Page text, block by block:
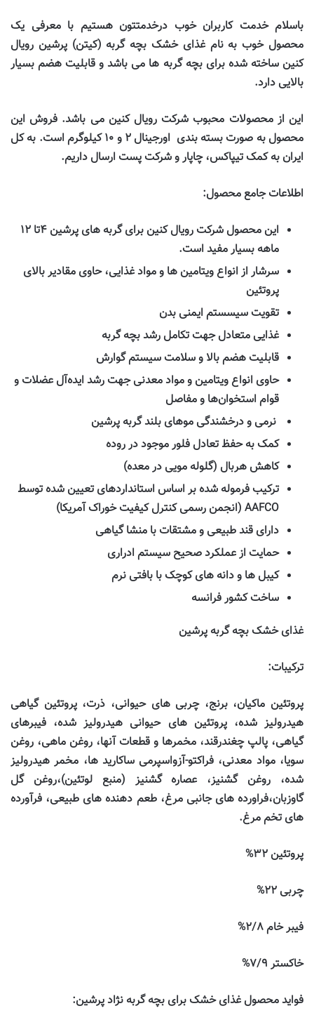
باسلام خدمت کاربران خوب درخدمتتون هستیم با معرفی یک
محصول خوب به نام غذای خشک بچه گربه (کیتن) پرشین رویال
کنین ساخته شده برای بچه گربه ها می باشد و قابلیت هضم بسیار
بالایی دارد.
این از محصولات محبوب شرکت رویال کنین می باشد. فروش این
محصول به صورت بسته بندی اورجینال۲ و ۱۰کیلوگرم است. به کل
ایران به کمک تیپاکس، چاپار و شرکت پست ارسال داریم.
اطلاعات جامع محصول:
این محصول شرکت رویال کنین برای گربه های پرشین ۴تا ۱۲
ماهه بسیار مفید است.
سرشار از انواع ویتامین ها و مواد غذایی، حاوی مقادیر بالای
پروتئین
تقویت سیسستم ایمنی بدن
غذایی متعادل جهت تکامل رشد بچه گربه
قابلیت هضم بالا و سلامت سیستم گوارش
حاوی انواع ویتامین و مواد معدنی جهت رشد ایده‌آل عضلات و
قوام استخوان‌ها و مفاصل
نرمی و درخشندگی موهای بلند گربه پرشین
کمک به حفظ تعادل فلور موجود در روده
کاهش هربال (گلوله مویی در معده)
ترکیب فرموله شده بر اساس استانداردهای تعیین شده توسط
AAFCO ( انجمن رسمی کنترل کیفیت خوراک آمریکا)
دارای قند طبیعی و مشتقات با منشا گیاهی
حمایت از عملکرد صحیح سیستم ادراری
کیبل ها و دانه های کوچک با بافتی نرم
ساخت کشور فرانسه
غذای خشک بچه گربه پرشین
ترکیبات:
پروتئین ماکیان، برنج، چربی های حیوانی، ذرت، پروتئین گیاهی
هیدرولیز شده، پروتئین های حیوانی هیدرولیز شده، فیبرهای
گیاهی، پالپ چغندرقند، مخمرها و قطعات آنها، روغن ماهی، روغن
سویا، مواد معدنی، فراکتو-آزواسپرمی ساکارید ها، مخمر هیدرولیز
شده، روغن گشنیز، عصاره گشنیز (منبع لوتئین)،روغن گل
گاوزبان،فراورده های جانبی مرغ، طعم دهنده های طبیعی، فرآورده
های تخم مرغ.
پروتئین ۳۲%
چربی ۲۲%
فیبر خام ۲/۸%
خاکستر ۷/۹%
فواید محصول غذای خشک برای بچه گربه نژاد پرشین: